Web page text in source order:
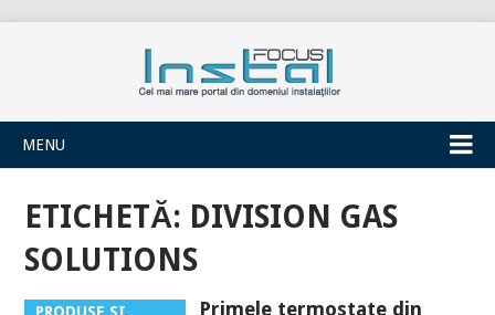
INSTALFOCUS
MENU
ETICHETĂ: DIVISION GAS
SOLUTIONS
Primele termostate din